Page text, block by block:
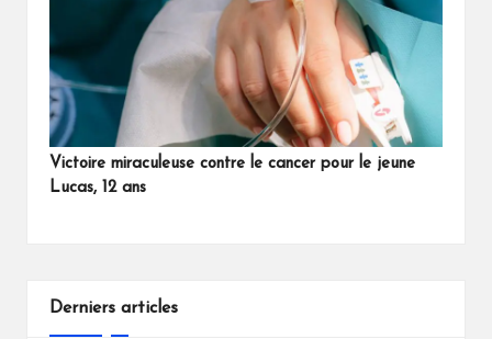
Victoire miraculeuse contre le cancer pour le jeune
Lucas, 12 ans
Derniers articles